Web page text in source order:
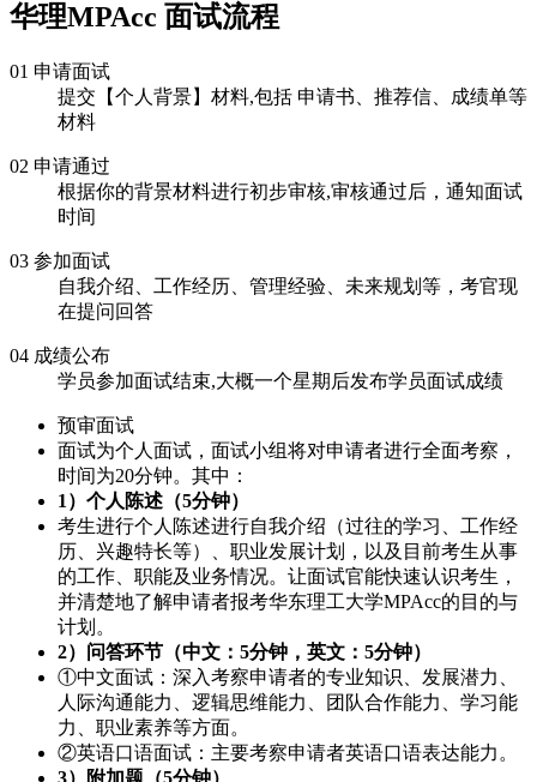
华理MPAcc 面试流程
01 申请面试
提交【个人背景】材料,包括 申请书、推荐信、成绩单等
材料
02 申请通过
根据你的背景材料进行初步审核,审核通过后，通知面试
时间
03 参加面试
自我介绍、工作经历、管理经验、未来规划等，考官现
在提问回答
04 成绩公布
学员参加面试结束,大概一个星期后发布学员面试成绩
预审面试
面试为个人面试，面试小组将对申请者进行全面考察，
时间为20分钟。其中：
1）个人陈述（5分钟）
考生进行个人陈述进行自我介绍（过往的学习、工作经
历、兴趣特长等）、职业发展计划，以及目前考生从事
的工作、职能及业务情况。让面试官能快速认识考生，
并清楚地了解申请者报考华东理工大学MPAcc的目的与
计划。
2）问答环节（中文：5分钟，英文：5分钟）
①中文面试：深入考察申请者的专业知识、发展潜力、
人际沟通能力、逻辑思维能力、团队合作能力、学习能
力、职业素养等方面。
②英语口语面试：主要考察申请者英语口语表达能力。
3）附加题（5分钟）